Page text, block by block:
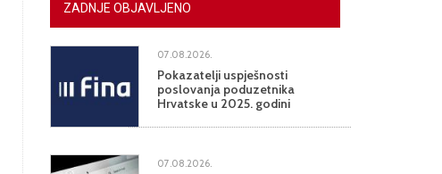
ZADNJE OBJAVLJENO
07.08.2026.
Pokazatelji uspješnosti
poslovanja poduzetnika
Hrvatske u 2025. godini
07.08.2026.